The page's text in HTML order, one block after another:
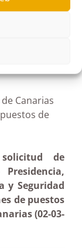
Canarias
de
de
y Seguridad
de puestos
(02-03-